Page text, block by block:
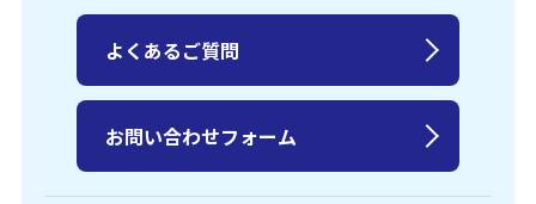
よくあるご質問
お問い合わせフォーム